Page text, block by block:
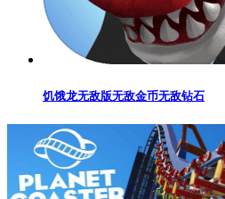
饥饿龙无敌版无敌金币无敌钻石